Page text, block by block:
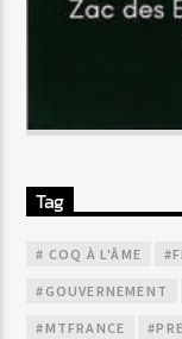
Tag
# COQ À L'ÂME
#GOUVERNEMENT
#MTFRANCE